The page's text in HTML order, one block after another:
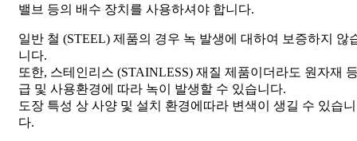
밸브 등의 배수 장치를 사용하셔야 합니다.
일반 철 (STEEL) 제품의 경우 녹 발생에 대하여 보증하지 않
니다.
또한, 스테인리스 (STAINLESS) 재질 제품이더라도 원자재
급 및 사용환경에 따라 녹이 발생할 수 있습니다.
도장 특성 상 사양 및 설치 환경에따라 변색이 생길 수 있습니
다.